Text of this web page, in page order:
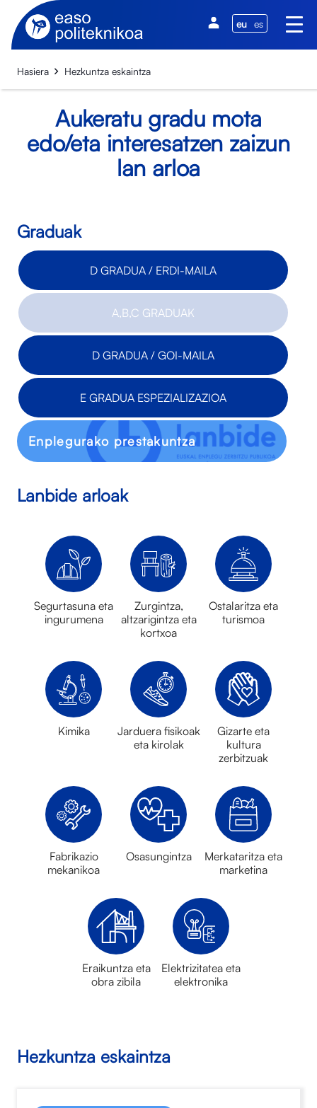
eu es
Hasiera Hezkuntza eskaintza
Aukeratu gradu mota
edo/eta interesatzen zaizun
lan arloa
Graduak
D GRADUA / ERDI-MAILA
A,B,C GRADUAK
D GRADUA / GOI-MAILA
E GRADUA ESPEZIALIZAZIOA
Enplegurako prestakuntza
Lanbide arloak
Segurtasuna eta
ingurumena
Zurgintza,
altzarigintza eta
kortxoa
Ostalaritza eta
turismoa
Kimika
Jarduera fisikoak
eta kirolak
Gizarte eta
kultura
zerbitzuak
Fabrikazio
mekanikoa
Osasungintza
Merkataritza eta
marketina
Eraikuntza eta
obra zibila
Elektrizitatea eta
elektronika
Hezkuntza eskaintza